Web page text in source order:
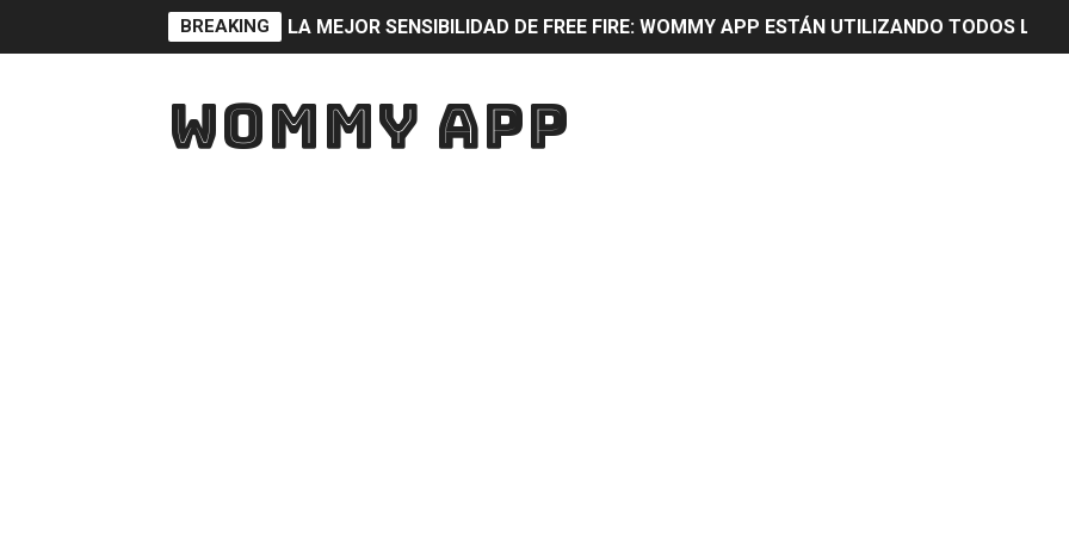
BREAKING LA MEJOR SENSIBILIDAD DE FREE FIRE: WOMMY APP ESTÁN UTILIZANDO TODOS LOS
WOMYAPP: La mejor aplicación para quitar lag y mejorar rendimiento de cualquier
WOMMY APP